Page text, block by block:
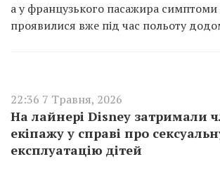
а у французького пасажира
проявилися вже під час польоту
22:36 7 Травня, 2026
На лайнері Disney затримали
екіпажу у справі про
експлуатацію дітей